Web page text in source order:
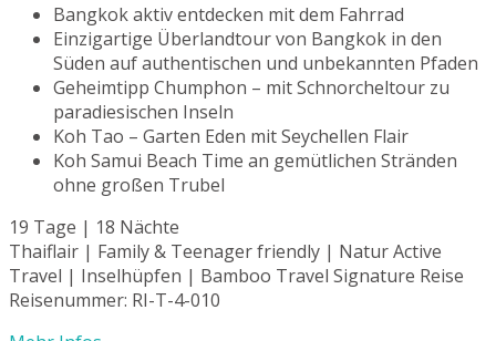
Bangkok aktiv entdecken mit dem Fahrrad
Einzigartige Überlandtour von Bangkok in den
Süden auf authentischen und unbekannten Pfaden
Geheimtipp Chumphon – mit Schnorcheltour zu
paradiesischen Inseln
Koh Tao – Garten Eden mit Seychellen Flair
Koh Samui Beach Time an gemütlichen Stränden
ohne großen Trubel
19 Tage | 18 Nächte
Thaiflair | Family & Teenager friendly | Natur Active
Travel | Inselhüpfen | Bamboo Travel Signature Reise
Reisenummer: RI-T-4-010